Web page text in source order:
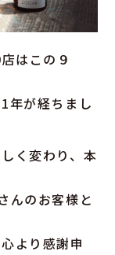
はこの９
年が経ちまし
く変わり、本
んのお客様と
より感謝申